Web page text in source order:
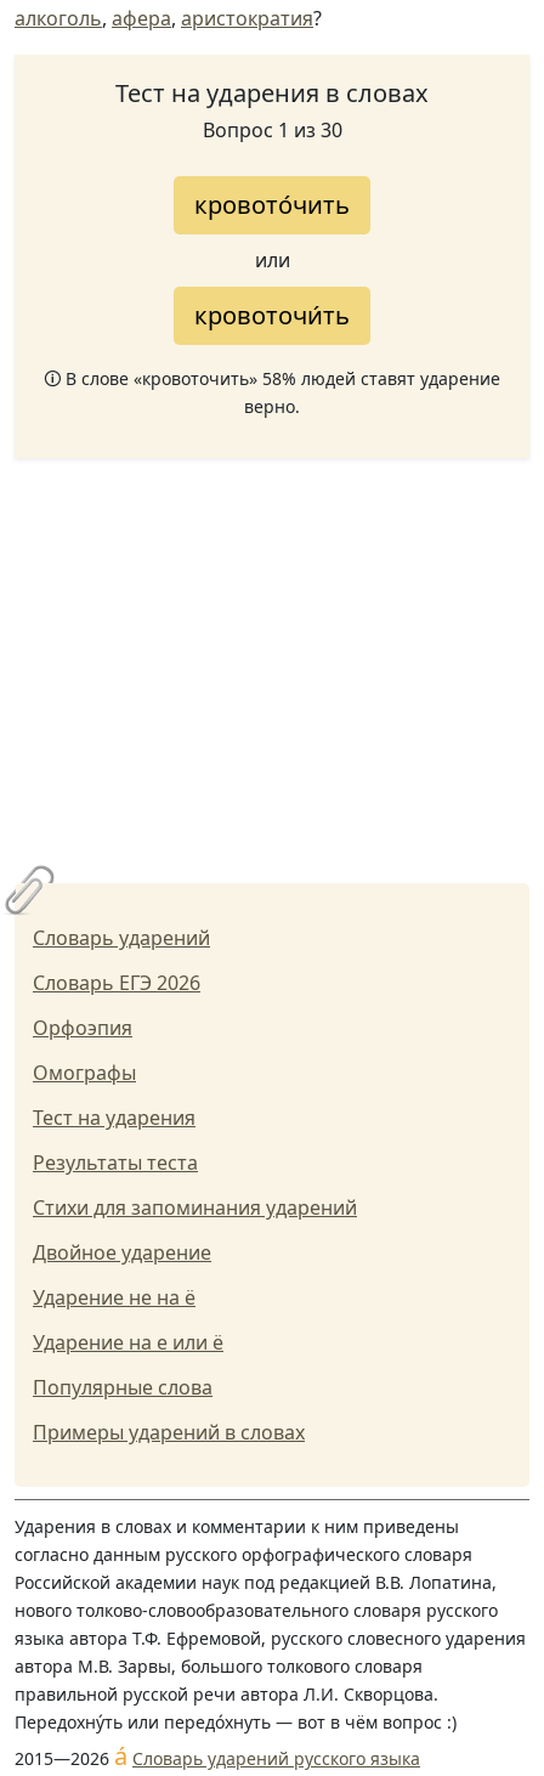
алкоголь, афера, аристократия?
Тест на ударения в словах
Вопрос 1 из 30
кровото́чить
или
кровоточи́ть
🛈 В слове «кровоточить» 58% людей ставят ударение
верно.
Словарь ударений
Словарь ЕГЭ 2026
Орфоэпия
Омографы
Тест на ударения
Результаты теста
Стихи для запоминания ударений
Двойное ударение
Ударение не на ё
Ударение на е или ё
Популярные слова
Примеры ударений в словах
Ударения в словах и комментарии к ним приведены
согласно данным русского орфографического словаря
Российской академии наук под редакцией В.В. Лопатина,
нового толково-словообразовательного словаря русского
языка автора Т.Ф. Ефремовой, русского словесного ударения
автора М.В. Зарвы, большого толкового словаря
правильной русской речи автора Л.И. Скворцова.
Передохну́ть или передо́хнуть — вот в чём вопрос :)
2015—2026 á Словарь ударений русского языка